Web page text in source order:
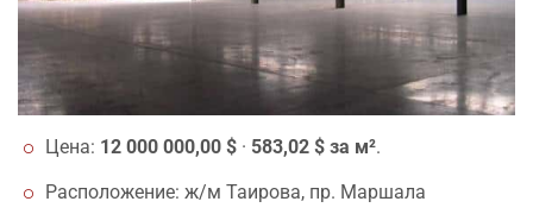
Цена: 12 000 000,00 $ · 583,02 $ за м².
Расположение: ж/м Таирова, пр. Маршала